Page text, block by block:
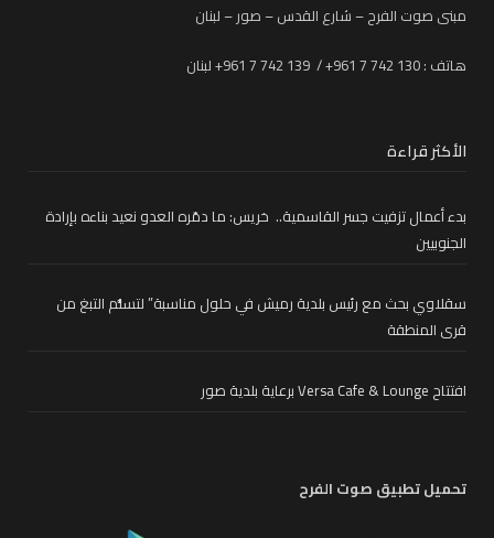
مبنى صوت الفرح – شارع القدس – صور – لبنان
هاتف : 130 742 7 961+ / 139 742 7 961+ لبنان
الأكثر قراءة
بدء أعمال تزفيت جسر القاسمية.. خريس: ما دمّره العدو نعيد بناءه بإرادة
الجنوبيين
سقلاوي بحث مع رئيس بلدية رميش في حلول مناسبة” لتسلُّم التبغ من
قرى المنطقة
افتتاح Versa Cafe & Lounge برعاية بلدية صور
تحميل تطبيق صوت الفرح